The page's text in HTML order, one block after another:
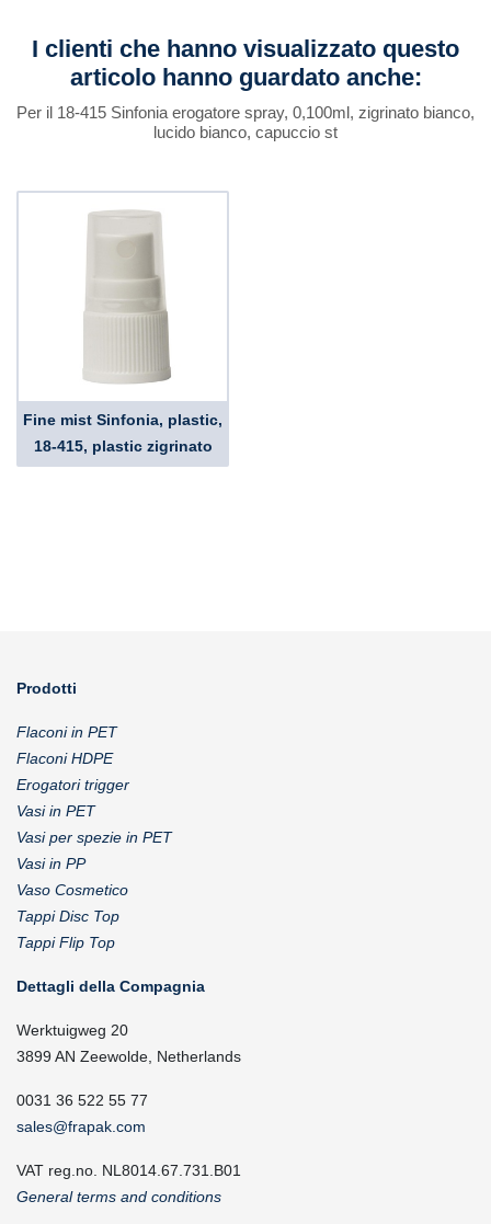
I clienti che hanno visualizzato questo
articolo hanno guardato anche:
Per il 18-415 Sinfonia erogatore spray, 0,100ml, zigrinato bianco,
lucido bianco, capuccio st
Fine mist Sinfonia, plastic,
18-415, plastic zigrinato
Prodotti
Flaconi in PET
Flaconi HDPE
Erogatori trigger
Vasi in PET
Vasi per spezie in PET
Vasi in PP
Vaso Cosmetico
Tappi Disc Top
Tappi Flip Top
Dettagli della Compagnia
Werktuigweg 20
3899 AN Zeewolde, Netherlands
0031 36 522 55 77
sales@frapak.com
VAT reg.no. NL8014.67.731.B01
General terms and conditions